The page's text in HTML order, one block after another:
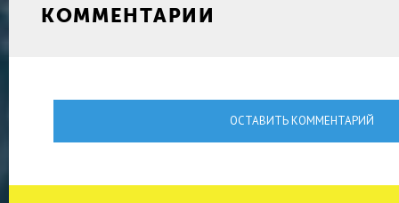
КОММЕНТАРИИ
ОСТАВИТЬ КОММЕНТАРИЙ